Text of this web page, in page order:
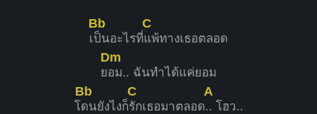
เ
Bb
ป็นอะไรที่
C
แพ้ทางเธอตลอด
ย
Dm
อม.. ฉันทำได้แค่ยอม
โ
Bb
ดนยังไงก็
C
รักเธอมาตลอด
A
.. โฮว..